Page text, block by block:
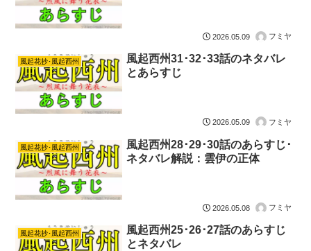
2026.05.09 フミヤ
風起花抄･風起西州
風起西州31･32･33話のネタバレ
とあらすじ
2026.05.09 フミヤ
風起花抄･風起西州
風起西州28･29･30話のあらすじ･
ネタバレ解説：雲伊の正体
2026.05.08 フミヤ
風起花抄･風起西州
風起西州25･26･27話のあらすじ
とネタバレ